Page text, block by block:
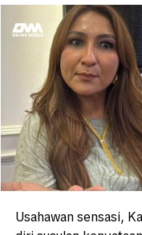
Usahawan sensasi,